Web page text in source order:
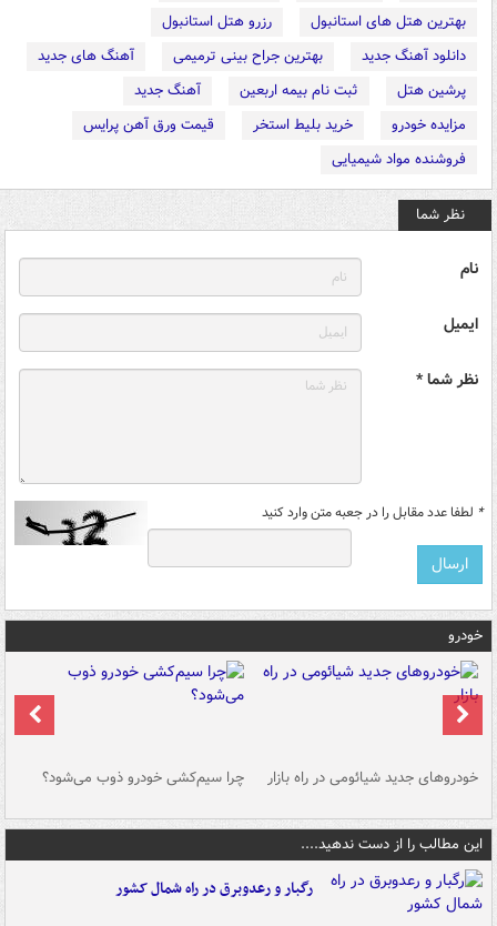
بهترین هتل های استانبول
رزرو هتل استانبول
دانلود آهنگ جدید
بهترین جراح بینی ترمیمی
آهنگ های جدید
پرشین هتل
ثبت نام بیمه اربعین
آهنگ جدید
مزایده خودرو
خرید بلیط استخر
قیمت ورق آهن پرایس
فروشنده مواد شیمیایی
نظر شما
نام
ایمیل
نظر شما *
* لطفا عدد مقابل را در جعبه متن وارد کنید
خودرو
خودروهای جدید شیائومی در راه بازار چرا سیم‌کشی خودرو ذوب می‌شود؟
این مطالب را از دست ندهید....
رگبار و رعدوبرق در راه شمال کشور